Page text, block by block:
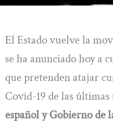
El Estado vuelve la
se ha anunciado hoy a
que pretenden atajar
Covid-19 de las últimas
español y Gobierno de